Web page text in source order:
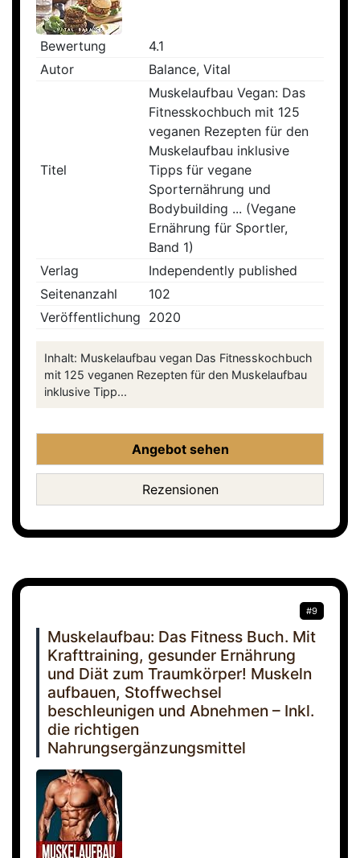
Bewertung
4.1
Autor
Balance, Vital
Titel
Muskelaufbau Vegan: Das
Fitnesskochbuch mit 125
veganen Rezepten für den
Muskelaufbau inklusive
Tipps für vegane
Sporternährung und
Bodybuilding ... (Vegane
Ernährung für Sportler,
Band 1)
Verlag
Independently published
Seitenanzahl
102
Veröffentlichung 2020
Inhalt: Muskelaufbau vegan Das Fitnesskochbuch
mit 125 veganen Rezepten für den Muskelaufbau
inklusive Tipp...
Angebot sehen
Rezensionen
#9
Muskelaufbau: Das Fitness Buch. Mit
Krafttraining, gesunder Ernährung
und Diät zum Traumkörper! Muskeln
aufbauen, Stoffwechsel
beschleunigen und Abnehmen – Inkl.
die richtigen
Nahrungsergänzungsmittel